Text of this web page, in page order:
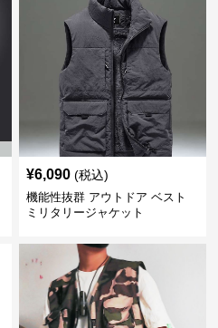
¥6,090 (税込)
機能性抜群 アウトドア ベスト
ミリタリージャケット